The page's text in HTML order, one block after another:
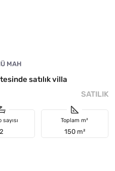
MAH
satılık villa
SATILIK
sayısı
2
Toplam m²
150 m²